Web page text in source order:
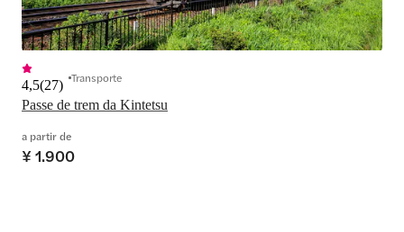
Passe de trem da Kintetsu
4,5(27) Transporte
a partir de
¥ 1.900